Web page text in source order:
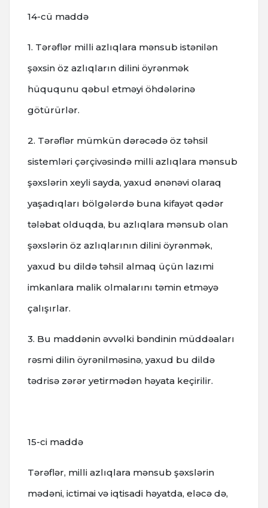
14-cü maddə
1. Tərəflər milli azlıqlara mənsub istənilən
şəxsin öz azlıqların dilini öyrənmək
hüququnu qəbul etməyi öhdələrinə
götürürlər.
2. Tərəflər mümkün dərəcədə öz təhsil
sistemləri çərçivəsində milli azlıqlara mənsub
şəxslərin xeyli sayda, yaxud ənənəvi olaraq
yaşadıqları bölgələrdə buna kifayət qədər
tələbat olduqda, bu azlıqlara mənsub olan
şəxslərin öz azlıqlarının dilini öyrənmək,
yaxud bu dildə təhsil almaq üçün lazımi
imkanlara malik olmalarını təmin etməyə
çalışırlar.
3. Bu maddənin əvvəlki bəndinin müddəaları
rəsmi dilin öyrənilməsinə, yaxud bu dildə
tədrisə zərər yetirmədən həyata keçirilir.
15-ci maddə
Tərəflər, milli azlıqlara mənsub şəxslərin
mədəni, ictimai və iqtisadi həyatda, eləcə də,